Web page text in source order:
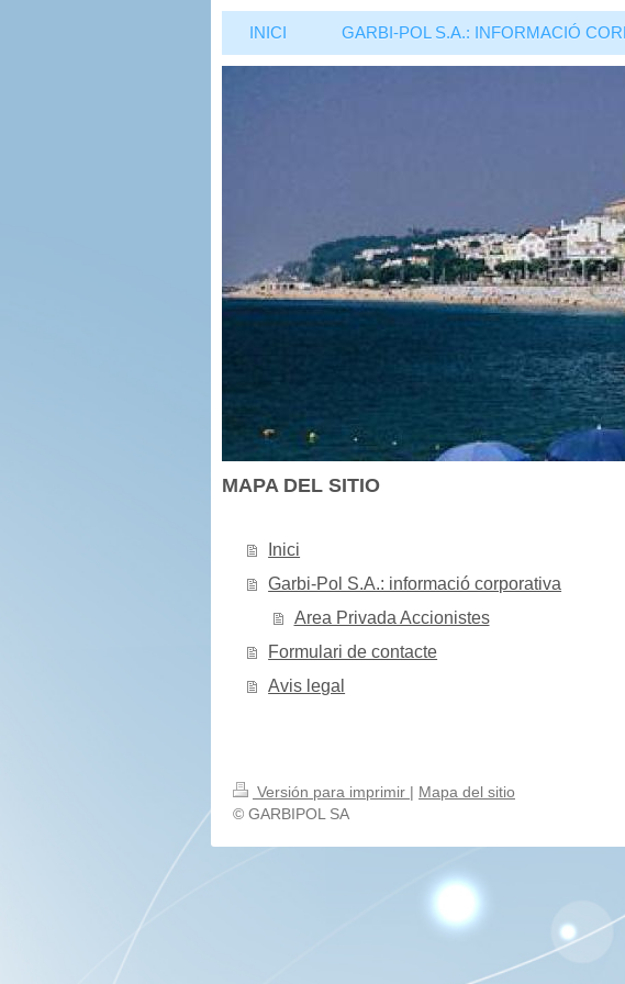
INICI GARBI-POL S.A.: INFORMACIÓ
MAPA DEL SITIO
Inici
Garbi-Pol S.A.: informació corporativa
Area Privada Accionistes
Formulari de contacte
Avis legal
Versión para imprimir | Mapa del sitio
© GARBIPOL SA